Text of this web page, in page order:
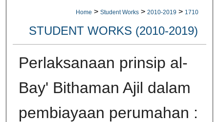
Home > Student Works > 2010-2019 > 1710
STUDENT WORKS (2010-2019)
Perlaksanaan prinsip al-
Bay' Bithaman Ajil dalam
pembiayaan perumahan :